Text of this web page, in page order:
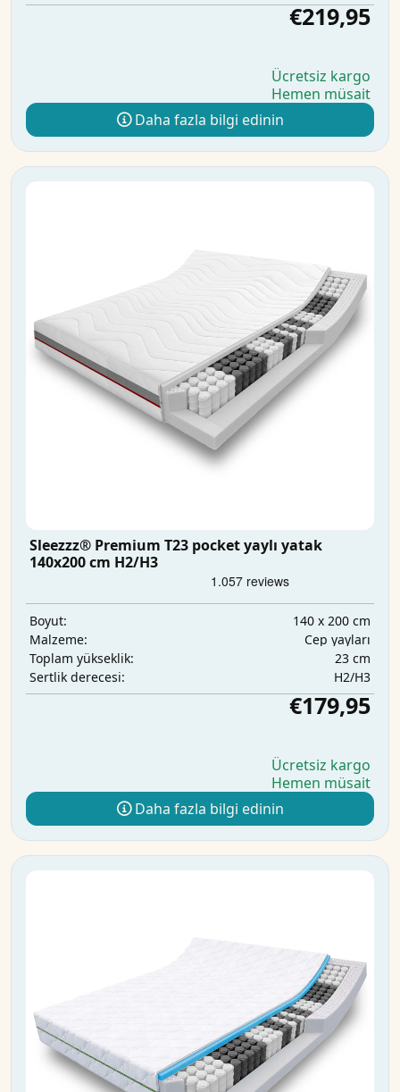
€219,95
Ücretsiz kargo
Hemen müsait
Daha fazla bilgi edinin
Sleezzz® Premium T23 pocket yaylı yatak
140x200 cm H2/H3
Boyut:
140 x 200 cm
Malzeme:
Cep yayları
Toplam yükseklik:
23 cm
Sertlik derecesi:
H2/H3
€179,95
Ücretsiz kargo
Hemen müsait
Daha fazla bilgi edinin